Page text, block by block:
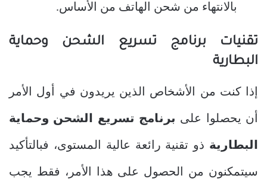
بالانتهاء من شحن الهاتف من الأساس.
تقنيات برنامج تسريع الشحن وحماية
البطارية
إذا كنت من الأشخاص الذين يريدون في أول الأمر
أن يحصلوا على برنامج تسريع الشحن وحماية
البطارية ذو تقنية رائعة عالية المستوى، فبالتأكيد
سيتمكنون من الحصول على هذا الأمر، فقط يجب